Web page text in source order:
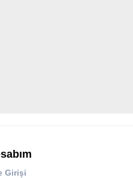
Girişi